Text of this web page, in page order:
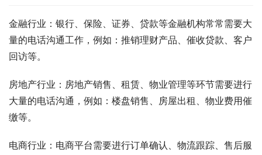
金融行业：银行、保险、证券、贷款等金融机构常常需要大
量的电话沟通工作，例如：推销理财产品、催收贷款、客户
回访等。
房地产行业：房地产销售、租赁、物业管理等环节需要进行
大量的电话沟通，例如：楼盘销售、房屋出租、物业费用催
缴等。
电商行业：电商平台需要进行订单确认、物流跟踪、售后服